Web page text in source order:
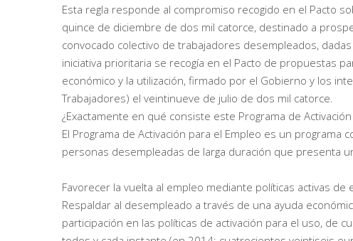
Esta regla responde al compromiso recogido en el Pacto
quince de diciembre de dos mil catorce, destinado a
convocado colectivo de trabajadores desempleados,
iniciativa prioritaria se recogía en el Pacto de propuestas
económico y la utilización, firmado por el Gobierno y los
Trabajadores) el veintinueve de julio de dos mil catorce.
¿Exactamente en qué consiste este Programa de
El Programa de Activación para el Empleo es un programa
personas desempleadas de larga duración que presenta
Favorecer la vuelta al empleo mediante políticas activas
Respaldar al desempleado a través de una ayuda
participación en las políticas de activación para el uso, de